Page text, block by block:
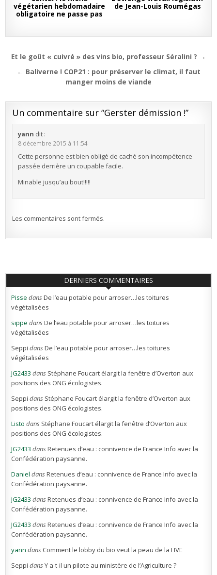
végétarien hebdomadaire
obligatoire ne passe pas
de Jean-Louis Roumégas
Navigation
de
Et le goût « cuivré » des vins bio, professeur Séralini ? →
← Baliverne ! COP21 : pour préserver le climat, il faut
manger moins de viande
Un commentaire sur “Gerster démission !”
yann dit :
8 décembre 2015 à 11:54
Cette personne est bien obligé de caché son incompétence
passée derrière un coupable facile.
Minable jusqu’au bout!!!!!
Les commentaires sont fermés.
DERNIERS COMMENTAIRES
Pisse dansDe l’eau potable pour arroser…les toitures
végétalisées
sippe dansDe l’eau potable pour arroser…les toitures
végétalisées
Seppi dansDe l’eau potable pour arroser…les toitures
végétalisées
JG2433 dans Stéphane Foucart élargit la fenêtre d’Overton aux
positions des ONG écologistes.
Seppi dans Stéphane Foucart élargit la fenêtre d’Overton aux
positions des ONG écologistes.
Listo dans Stéphane Foucart élargit la fenêtre d’Overton aux
positions des ONG écologistes.
JG2433 dansRetenues d’eau : connivence de France Info avec la
Confédération paysanne.
Daniel dansRetenues d’eau : connivence de France Info avec la
Confédération paysanne.
JG2433 dansRetenues d’eau : connivence de France Info avec la
Confédération paysanne.
JG2433 dansRetenues d’eau : connivence de France Info avec la
Confédération paysanne.
yann dans Comment le lobby du bio veut la peau de la HVE
Seppi dansY a-t-il un pilote au ministère de l’Agriculture ?